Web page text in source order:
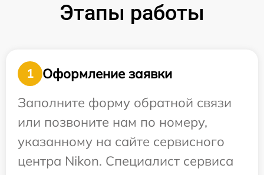
Этапы работы
1
Оформление заявки
Заполните форму обратной связи
или позвоните нам по номеру,
указанному на сайте сервисного
центра Nikon. Специалист сервиса